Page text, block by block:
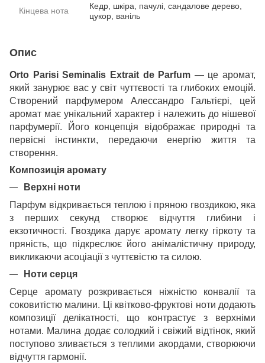
Кінцева нота
Кедр, шкіра, пачулі, сандалове дерево,
цукор, ваніль
Опис
Orto Parisi Seminalis Extrait de Parfum — це аромат,
який занурює вас у світ чуттєвості та глибоких емоцій.
Створений парфумером Алессандро Гальтієрі, цей
аромат має унікальний характер і належить до нішевої
парфумерії. Його концепція відображає природні та
первісні інстинкти, передаючи енергію життя та
створення.
Композиція аромату
Верхні ноти
Парфум відкривається теплою і пряною гвоздикою, яка
з перших секунд створює відчуття глибини і
екзотичності. Гвоздика дарує аромату легку гіркоту та
пряність, що підкреслює його анімалістичну природу,
викликаючи асоціації з чуттєвістю та силою.
Ноти серця
Серце аромату розкривається ніжністю конвалії та
соковитістю малини. Ці квітково-фруктові ноти додають
композиції делікатності, що контрастує з верхніми
нотами. Малина додає солодкий і свіжий відтінок, який
поступово зливається з теплими акордами, створюючи
відчуття гармонії.